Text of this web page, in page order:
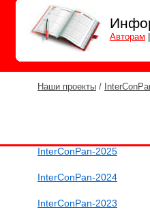
Авторам
Наши проекты /
InterConPan-2025
InterConPan-2024
InterConPan-2023